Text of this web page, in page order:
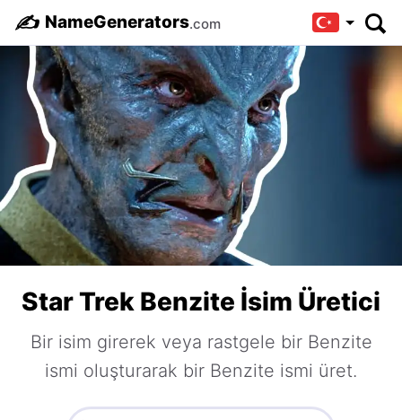
✍️ NameGenerators.com
Star Trek Benzite İsim Üretici
Bir isim girerek veya rastgele bir Benzite
ismi oluşturarak bir Benzite ismi üret.